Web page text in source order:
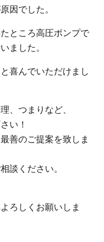
因でした。
ところ高圧ポンプで
ました。
喜んでいただけまし
、つまりなど、
い！
善のご提案を致しま
談ください。
ろしくお願いしま